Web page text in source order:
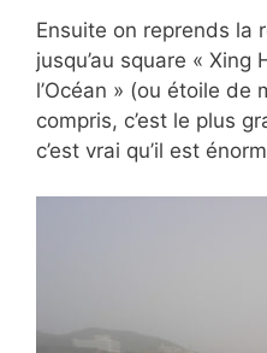
Ensuite on reprends la
jusqu’au square « Xing
l’Océan » (ou étoile de
compris, c’est le plus
c’est vrai qu’il est